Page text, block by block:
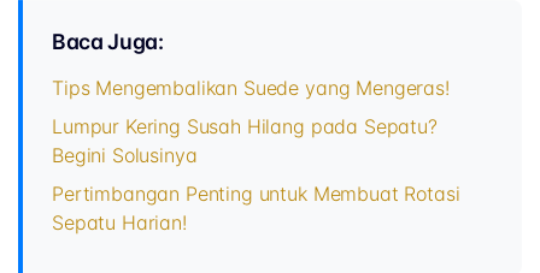
Baca Juga:
Tips Mengembalikan Suede yang Mengeras!
Lumpur Kering Susah Hilang pada Sepatu?
Begini Solusinya
Pertimbangan Penting untuk Membuat Rotasi
Sepatu Harian!